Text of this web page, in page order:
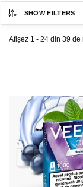
SHOW FILTERS
Afișez 1 - 24 din 39 de